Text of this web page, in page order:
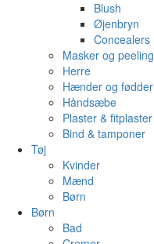
Blush
Øjenbryn
Concealers
Masker og peeling
Herre
Hænder og fødder
Håndsæbe
Plaster & fitplaster
Bind & tamponer
Tøj
Kvinder
Mænd
Børn
Børn
Bad